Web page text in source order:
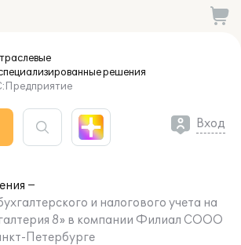
решения
Вход
и налогового учета на
8» в компании Филиал СООО
Петербурге